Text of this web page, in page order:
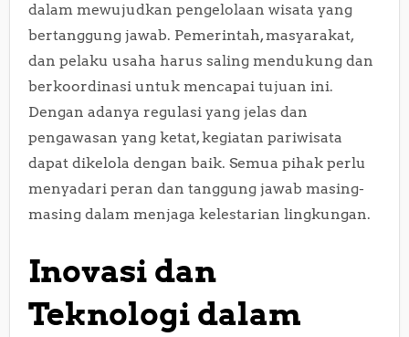
dalam mewujudkan pengelolaan wisata yang
bertanggung jawab. Pemerintah, masyarakat,
dan pelaku usaha harus saling mendukung dan
berkoordinasi untuk mencapai tujuan ini.
Dengan adanya regulasi yang jelas dan
pengawasan yang ketat, kegiatan pariwisata
dapat dikelola dengan baik. Semua pihak perlu
menyadari peran dan tanggung jawab masing-
masing dalam menjaga kelestarian lingkungan.
Inovasi dan
Teknologi dalam